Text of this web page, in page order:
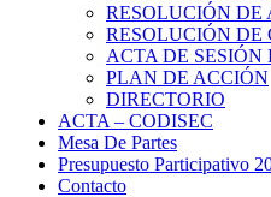
RESOLUCIÓN
RESOLUCIÓN DE
ACTA DE SESIÓN
PLAN DE ACCIÓN
DIRECTORIO
ACTA – CODISEC
Mesa De Partes
Presupuesto Participativo
Contacto